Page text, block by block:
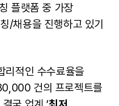
플랫폼 중 가장
/채용을 진행하고 있기
리적인 수수료율을
건의 프로젝트를